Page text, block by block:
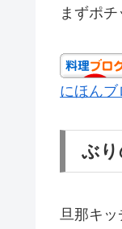
まずポ
にほんブ
ぶ
旦那キ